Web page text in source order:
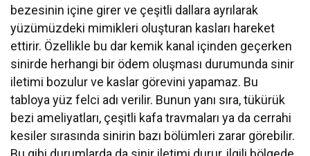
bezesinin içine girer ve çeşitli dallara ayrılarak
yüzümüzdeki mimikleri oluşturan kasları hareket
ettirir. Özellikle bu dar kemik kanal içinden geçerken
sinirde herhangi bir ödem oluşması durumunda sinir
iletimi bozulur ve kaslar görevini yapamaz. Bu
tabloya yüz felci adı verilir. Bunun yanı sıra, tükürük
bezi ameliyatları, çeşitli kafa travmaları ya da cerrahi
kesiler sırasında sinirin bazı bölümleri zarar görebilir.